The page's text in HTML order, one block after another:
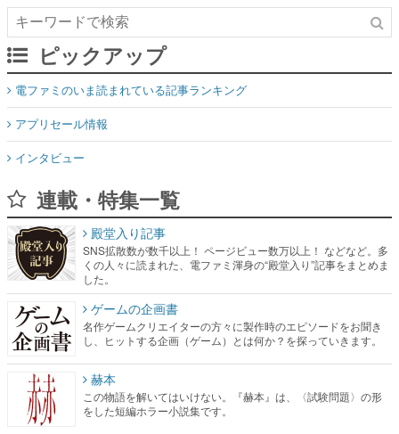
ピックアップ
電ファミのいま読まれている記事ランキング
アプリセール情報
インタビュー
連載・特集一覧
殿堂入り記事
SNS拡散数が数千以上！ ページビュー数万以上！ などなど。多
くの人々に読まれた、電ファミ渾身の“殿堂入り”記事をまとめま
した。
ゲームの企画書
名作ゲームクリエイターの方々に製作時のエピソードをお聞き
し、ヒットする企画（ゲーム）とは何か？を探っていきます。
赫本
この物語を解いてはいけない。『赫本』は、〈試験問題〉の形
をした短編ホラー小説集です。